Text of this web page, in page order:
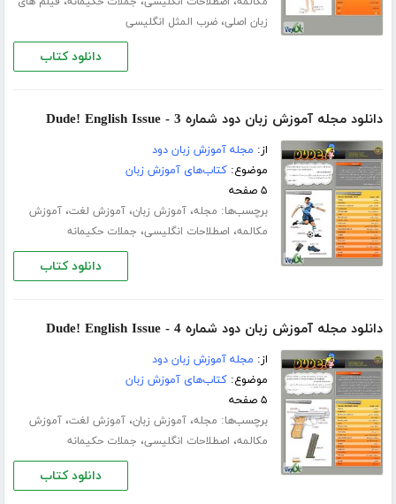
زبان اصلی،ضرب المثل انگلیسی
دانلود کتاب
دانلود مجله آموزش زبان دود شماره 3 - Dude! English Issue
از: مجله آموزش زبان دود
موضوع:کتاب‌های آموزش زبان
۵ صفحه
برچسب‌ها: مجله،آموزش زبان،آموزش لغت،آموزش
مکالمه، اصطلاحات انگلیسی، جملات حکیمانه
دانلود کتاب
دانلود مجله آموزش زبان دود شماره 4 - Dude! English Issue
از: مجله آموزش زبان دود
موضوع:کتاب‌های آموزش زبان
۵ صفحه
برچسب‌ها: مجله،آموزش زبان،آموزش لغت،آموزش
مکالمه، اصطلاحات انگلیسی، جملات حکیمانه
دانلود کتاب